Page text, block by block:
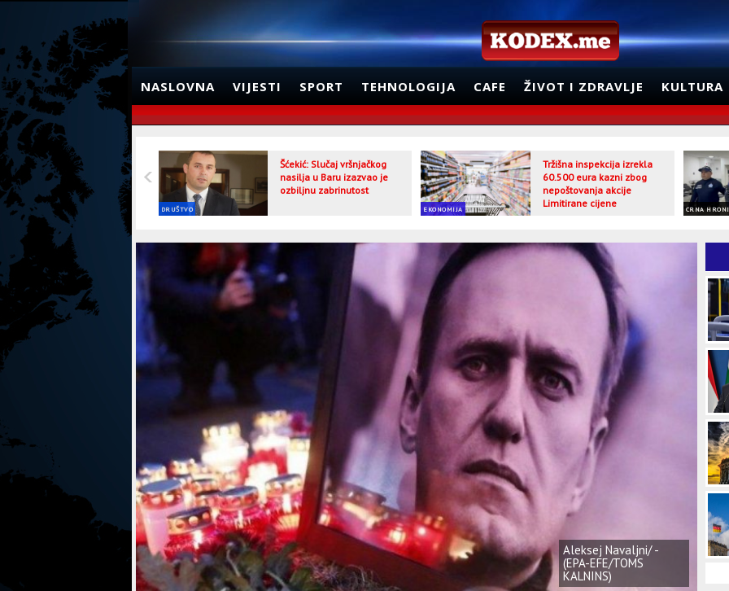
NASLOVNA VIJESTI SPORT TEHNOLOGIJA CAFE ŽIVOT I ZDRAVLJE KULTURA
DRUŠTVO
Šćekić: Slučaj vršnjačkog
nasilja u Baru izazvao je
ozbiljnu zabrinutost
EKONOMIJA
Tržišna inspekcija izrekla
60.500 eura kazni zbog
nepoštovanja akcije
Limitirane cijene
CRNA
Aleksej Navaljni/ -
(EPA-EFE/TOMS
KALNINS)